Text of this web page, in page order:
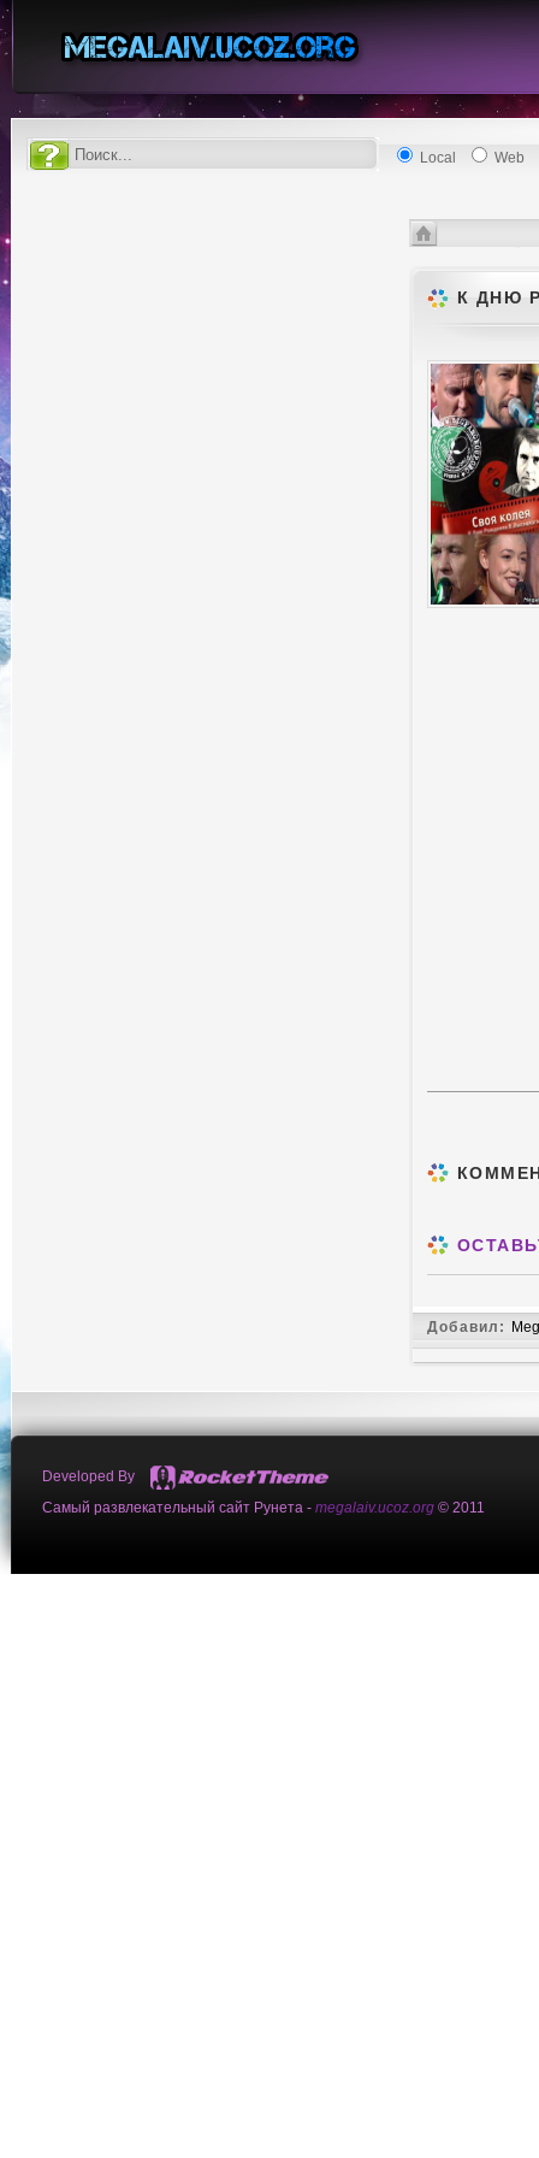
Local Web
К ДНЮ
Добавил:
Developed By
Самый развлекательный сайт Рунета - megalaiv.ucoz.org © 2011